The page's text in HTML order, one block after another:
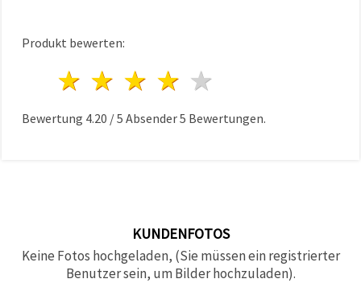
Produkt bewerten:
4 Sterne
3 Sterne
2 Sterne
1 Stern
Bewertung 4.20 /5 Absender5 Bewertungen.
KUNDENFOTOS
Keine Fotos hochgeladen, (Sie müssen ein registrierter
Benutzer sein, um Bilder hochzuladen).